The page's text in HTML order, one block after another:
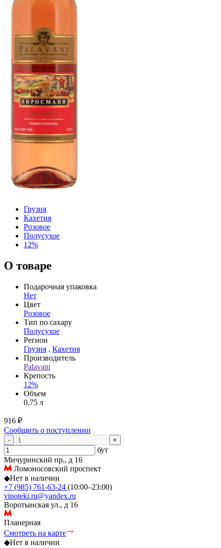
Грузия
Кахетия
Розовое
Полусухое
12%
О товаре
Подарочная упаковка
Нет
Цвет
Розовое
Тип по сахару
Полусухое
Регион
Грузия , Кахетия
Производитель
Palavani
Крепость
12%
Объем
0,75 л
916 ₽
Сообщить о поступлении
- +
бут
Мичуринский пр., д 16
Ломоносовский проспект
◆Нет в наличии
+7 (985) 761-63-24 (10:00–23:00)
vinoteki.ru@yandex.ru
Воротынская ул., д 16
Планерная
Смотреть на карте
◆Нет в наличии